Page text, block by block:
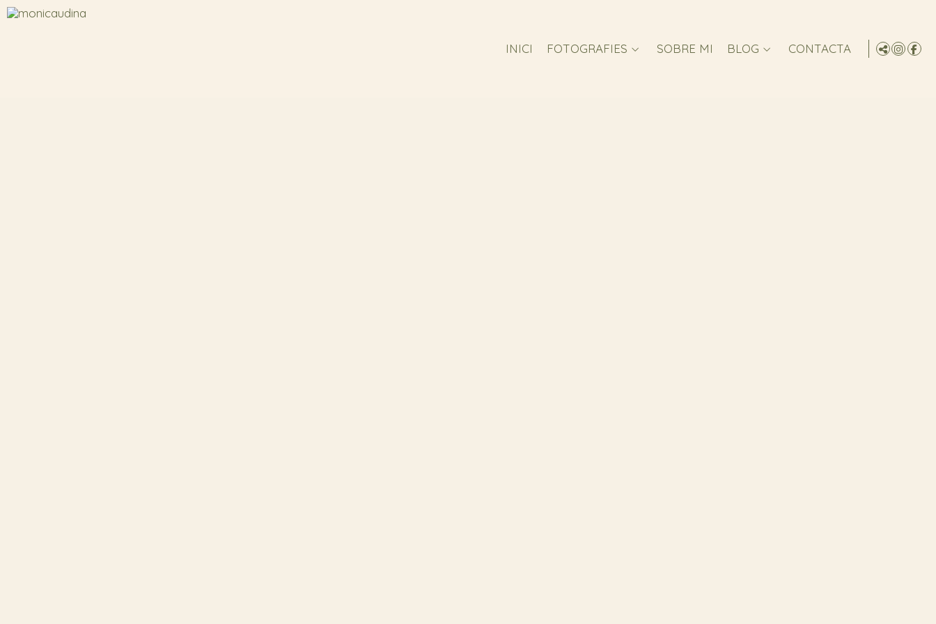
INICI FOTOGRAFIES SOBRE MI BLOG CONTACTA